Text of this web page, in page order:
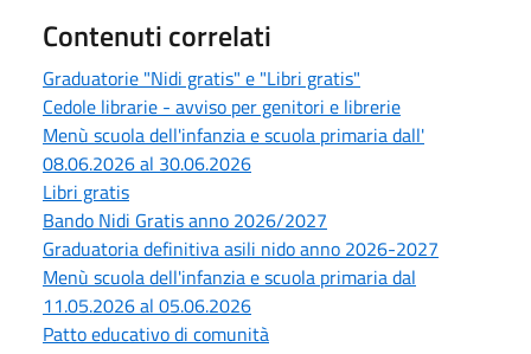
Contenuti correlati
Graduatorie "Nidi gratis" e "Libri gratis"
Cedole librarie - avviso per genitori e librerie
Menù scuola dell'infanzia e scuola primaria dall'
08.06.2026 al 30.06.2026
Libri gratis
Bando Nidi Gratis anno 2026/2027
Graduatoria definitiva asili nido anno 2026-2027
Menù scuola dell'infanzia e scuola primaria dal
11.05.2026 al 05.06.2026
Patto educativo di comunità